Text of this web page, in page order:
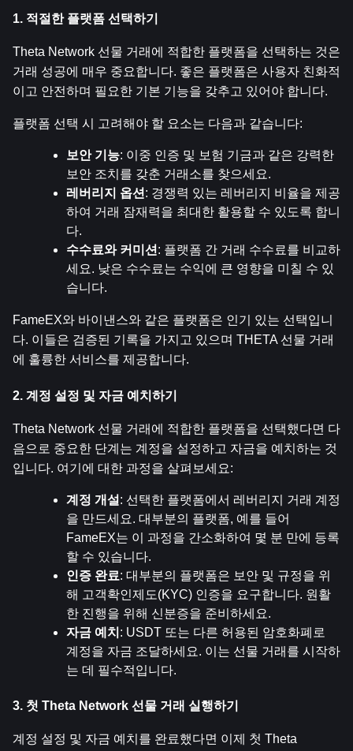
1. 적절한 플랫폼 선택하기
Theta Network 선물 거래에 적합한 플랫폼을 선택하는 것은
거래 성공에 매우 중요합니다. 좋은 플랫폼은 사용자 친화적
이고 안전하며 필요한 기본 기능을 갖추고 있어야 합니다.
플랫폼 선택 시 고려해야 할 요소는 다음과 같습니다:
보안 기능: 이중 인증 및 보험 기금과 같은 강력한
보안 조치를 갖춘 거래소를 찾으세요.
레버리지 옵션 : 경쟁력 있는 레버리지 비율을 제공
하여 거래 잠재력을 최대한 활용할 수 있도록 합니
다.
수수료와 커미션 : 플랫폼 간 거래 수수료를 비교하
세요. 낮은 수수료는 수익에 큰 영향을 미칠 수 있
습니다.
FameEX와 바이낸스와 같은 플랫폼은 인기 있는 선택입니
다. 이들은 검증된 기록을 가지고 있으며 THETA 선물 거래
에 훌륭한 서비스를 제공합니다.
2. 계정 설정 및 자금 예치하기
Theta Network 선물 거래에 적합한 플랫폼을 선택했다면 다
음으로 중요한 단계는 계정을 설정하고 자금을 예치하는 것
입니다. 여기에 대한 과정을 살펴보세요:
계정 개설 : 선택한 플랫폼에서 레버리지 거래 계정
을 만드세요. 대부분의 플랫폼, 예를 들어
FameEX는 이 과정을 간소화하여 몇 분 만에 등록
할 수 있습니다.
인증 완료: 대부분의 플랫폼은 보안 및 규정을 위
해 고객확인제도(KYC) 인증을 요구합니다. 원활
한 진행을 위해 신분증을 준비하세요.
자금 예치 : USDT 또는 다른 허용된 암호화폐로
계정을 자금 조달하세요. 이는 선물 거래를 시작하
는 데 필수적입니다.
3. 첫 Theta Network 선물 거래 실행하기
계정 설정 및 자금 예치를 완료했다면 이제 첫 Theta